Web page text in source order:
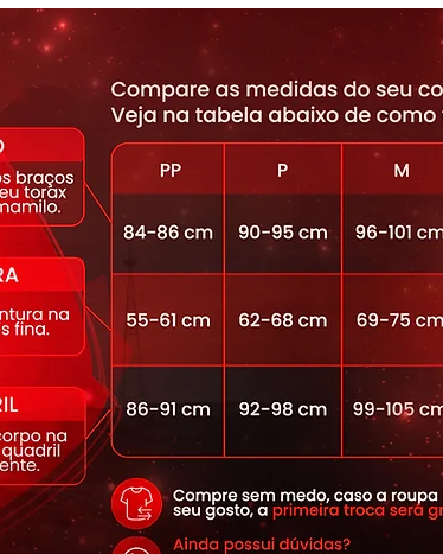
leve não apenas confere
o suporte
é mais do que uma
estilo que te acompanhará
fibra específica para não
mesmo com o passar do
e veste como uma
trazendo aquele estilo
de proteger sua pele dos
cores mais vivas e de